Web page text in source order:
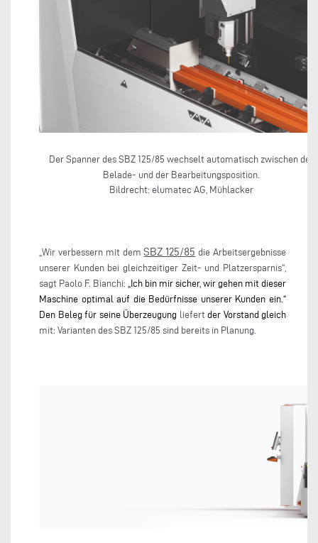
Der Spanner des SBZ 125/85 wechselt automatisch zwischen der
Belade- und der Bearbeitungsposition.
Bildrecht: elumatec AG, Mühlacker
„Wir verbessern mit demSBZ 125/85 die Arbeitsergebnisse
unserer Kunden bei gleichzeitiger Zeit- und Platzersparnis“,
sagt Paolo F. Bianchi: „Ich bin mir sicher, wir gehen mit dieser
Maschine optimal auf die Bedürfnisse unserer Kunden ein.“
Den Beleg für seine Überzeugung liefert der Vorstand gleich
mit: Varianten des SBZ 125/85 sind bereits in Planung.